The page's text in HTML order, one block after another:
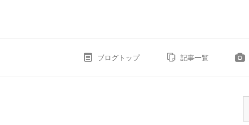
ブログトップ 記事一覧